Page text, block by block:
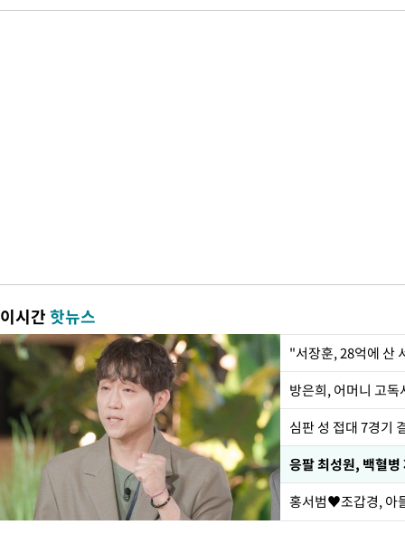
이시간핫뉴스
"서장훈, 28억에 산
방은희, 어머니 고
심판 성 접대 7경기
응팔 최성원, 백혈
홍서범♥조갑경, 아